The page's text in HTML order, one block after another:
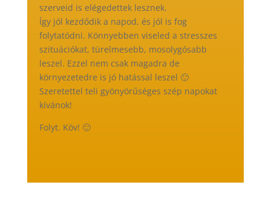
szerveid is elégedettek lesznek.
Így jól kezdődik a napod, és jól is fog
folytatódni. Könnyebben viseled a stresszes
szituációkat, türelmesebb, mosolygósabb
leszel. Ezzel nem csak magadra de
környezetedre is jó hatással leszel 🙂
Szeretettel teli gyönyörűséges szép napokat
kívánok!
Folyt. Köv! 🙂